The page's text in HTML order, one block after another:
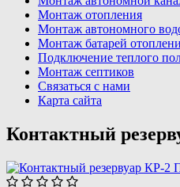
Монтаж отопления
Монтаж автономного
Монтаж батарей
Подключение теплого
Монтаж септиков
Связаться с нами
Карта сайта
Контактный